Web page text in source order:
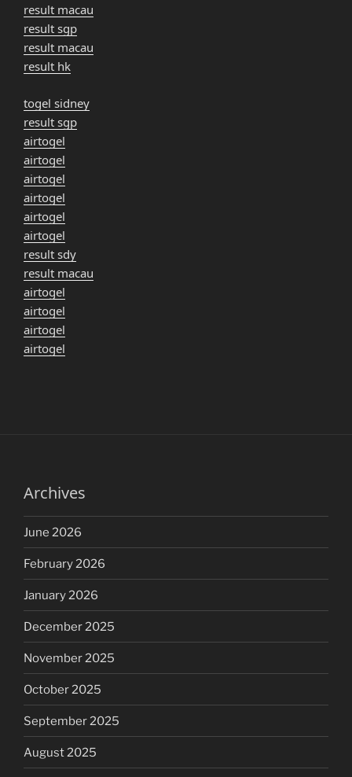
result macau
result sgp
result macau
result hk
togel sidney
result sgp
airtogel
airtogel
airtogel
airtogel
airtogel
airtogel
result sdy
result macau
airtogel
airtogel
airtogel
airtogel
Archives
June 2026
February 2026
January 2026
December 2025
November 2025
October 2025
September 2025
August 2025